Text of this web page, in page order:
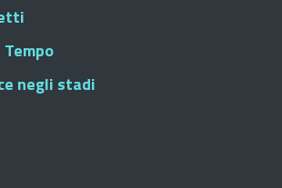
negli stadi